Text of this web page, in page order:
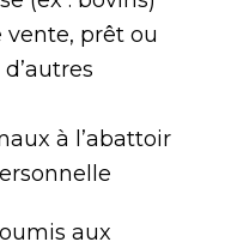
vente, prêt ou
à l’abattoir
aux